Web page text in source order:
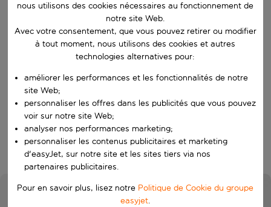
Commencez à taper pour la saisie automatique. Lorsque les
Choisissez votre destination
Choisissez vos dates
Quand
Qui
Rechercher
nous utilisons des cookies nécessaires au fonctionnement de
notre site Web.
Avec votre consentement, que vous pouvez retirer ou modifier
à tout moment, nous utilisons des cookies et autres
technologies alternatives pour:
améliorer les performances et les fonctionnalités de notre
site Web;
personnaliser les offres dans les publicités que vous pouvez
voir sur notre site Web;
analyser nos performances marketing;
personnaliser les contenus publicitaires et marketing
d'easyJet, sur notre site et les sites tiers via nos
partenaires publicitaires.
Pour en savoir plus, lisez notre Politique de Cookie du groupe
easyjet.